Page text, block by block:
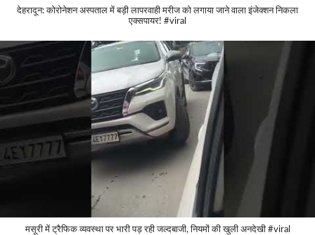
देहरादून: कोरोनेशन अस्पताल में बड़ी लापरवाही मरीज को लगाया जाने वाला इंजेक्शन निकला
एक्सपायर! #viral
मसूरी में ट्रैफिक व्यवस्था पर भारी पड़ रही जल्दबाजी, नियमों की खुली अनदेखी #viral